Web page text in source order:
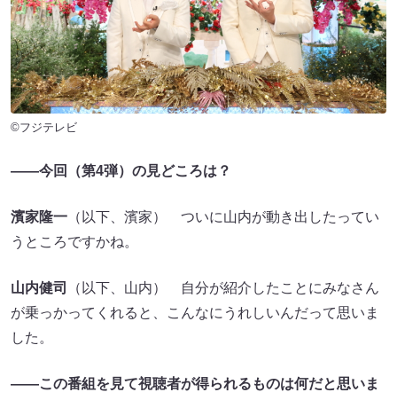
©フジテレビ
――今回（第4弾）の見どころは？
濱家隆一 （以下、濱家） ついに山内が動き出したってい
うところですかね。
山内健司
（以下、山内） 自分が紹介したことにみなさん
が乗っかってくれると、こんなにうれしいんだって思いま
した。
――この番組を見て視聴者が得られるものは何だと思いま